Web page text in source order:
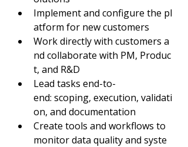
Implement and configure the pl
atform for new customers
Work directly with customers a
nd collaborate with PM, Produc
t, and R&D
Lead tasks end-to-
end: scoping, execution, validati
on, and documentation
Create tools and workflows to
monitor data quality and syste